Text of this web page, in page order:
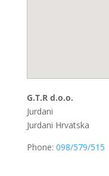
G.T.R d.o.o.
Jurdani
Jurdani Hrvatska
Phone: 098/579/515